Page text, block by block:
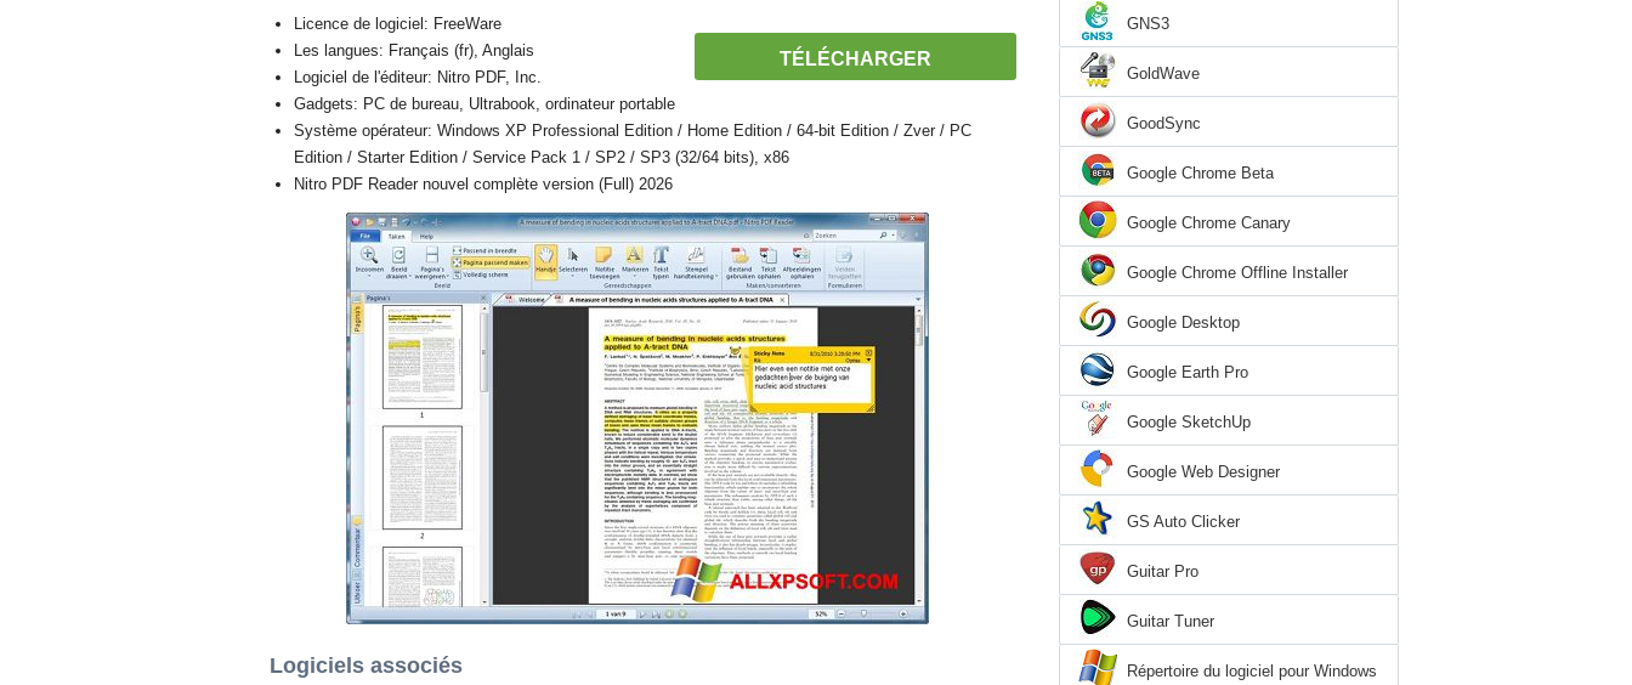
TÉLÉCHARGER
Licence de logiciel: FreeWare
Les langues: Français (fr), Anglais
Logiciel de l'éditeur: Nitro PDF, Inc.
Gadgets: PC de bureau, Ultrabook, ordinateur portable
Système opérateur: Windows XP Professional Edition / Home Edition / 64-bit Edition / Zver / PC
Edition / Starter Edition / Service Pack 1 / SP2 / SP3 (32/64 bits), x86
Nitro PDF Reader nouvel complète version (Full) 2026
Logiciels associés
GNS3
GoldWave
GoodSync
Google Chrome Beta
Google Chrome Canary
Google Chrome Offline Installer
Google Desktop
Google Earth Pro
Google SketchUp
Google Web Designer
GS Auto Clicker
Guitar Pro
Guitar Tuner
Répertoire du logiciel pour Windows